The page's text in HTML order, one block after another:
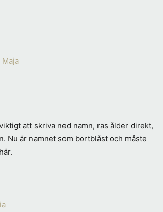
att skriva ned namn, ras ålder direkt,
Nu är namnet som bortblåst och måste